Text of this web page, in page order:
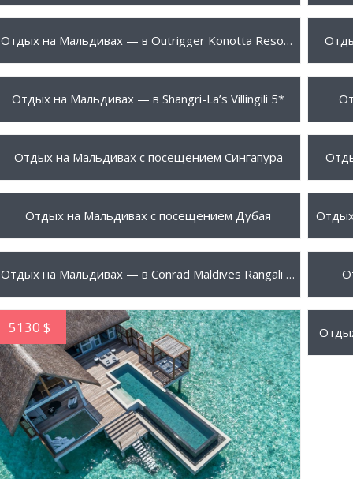
1935 $ ПОДРОБНЕЕ Отдых на Мальдивах — в Outrigger Konotta Resort 5*
2165 $ ПОДРОБНЕЕ
Отдых на Мальдивах — в Shangri-La’s Villingili 5*
2297 $ ПОДРОБНЕЕ
Отдых на Мальдивах с посещением Сингапура
2378 $ ПОДРОБНЕЕ
Отдых на Мальдивах с посещением Дубая
3675 $ ПОДРОБНЕЕ Отдых на Мальдивах — в Conrad Maldives Rangali Island 5*
5130 $
ПОДРОБНЕЕ